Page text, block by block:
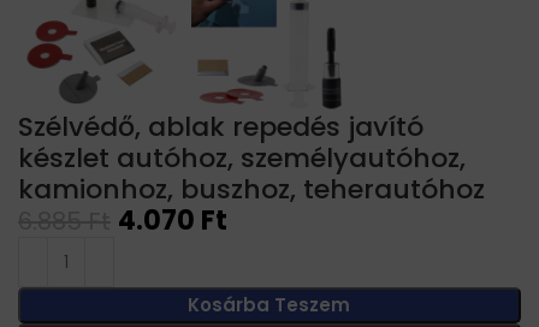
Szélvédő, ablak repedés javító
készlet autóhoz, személyautóhoz,
kamionhoz, buszhoz, teherautóhoz
4.070 Ft
Kosárba Teszem